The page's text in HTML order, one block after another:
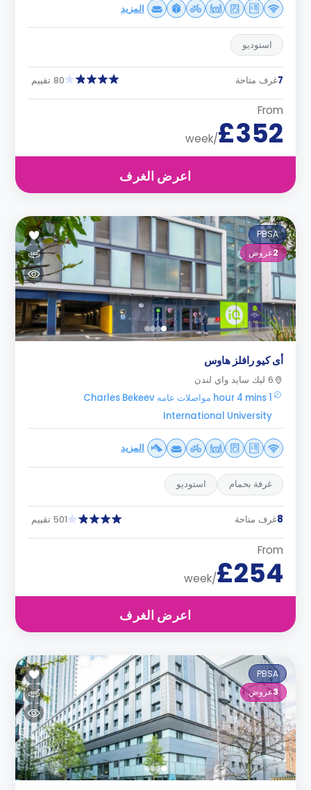
المزيد
استوديو
7غرف متاحة 80 تقييم
From
£352
/week
اعرض الغرف
PBSA
2عروض
أى كيو رافلز هاوس
6 ليك سايد واي لندن
1 hour 4 mins مواصلات عامه Charles Bekeev
International University
المزيد
غرفة بحمام استوديو
8غرف متاحة 501 تقييم
From
£254
/week
اعرض الغرف
PBSA
3عروض